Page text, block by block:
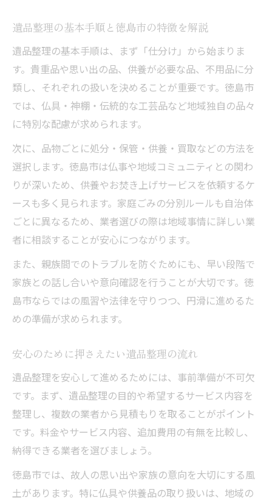
遺品整理の基本手順と徳島市の特徴を解説
遺品整理の基本手順は、まず「仕分け」から始まりま
す。貴重品や思い出の品、供養が必要な品、不用品に分
類し、それぞれの扱いを決めることが重要です。徳島市
では、仏具・神棚・伝統的な工芸品など地域独自の品々
に特別な配慮が求められます。
次に、品物ごとに処分・保管・供養・買取などの方法を
選択します。徳島市は仏事や地域コミュニティとの関わ
りが深いため、供養やお焚き上げサービスを依頼するケ
ースも多く見られます。家庭ごみの分別ルールも自治体
ごとに異なるため、業者選びの際は地域事情に詳しい業
者に相談することが安心につながります。
また、親族間でのトラブルを防ぐためにも、早い段階で
家族との話し合いや意向確認を行うことが大切です。徳
島市ならではの風習や法律を守りつつ、円滑に進めるた
めの準備が求められます。
安心のために押さえたい遺品整理の流れ
遺品整理を安心して進めるためには、事前準備が不可欠
です。まず、遺品整理の目的や希望するサービス内容を
整理し、複数の業者から見積もりを取ることがポイント
です。料金やサービス内容、追加費用の有無を比較し、
納得できる業者を選びましょう。
徳島市では、故人の思い出や家族の意向を大切にする風
土があります。特に仏具や供養品の取り扱いは、地域の